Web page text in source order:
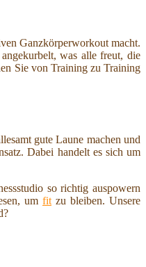
Ganzkörperworkout macht.
was alle freut, die
Sie von Training zu Training
gute Laune machen und
Dabei handelt es sich um
so richtig auspowern
um fit zu bleiben. Unsere